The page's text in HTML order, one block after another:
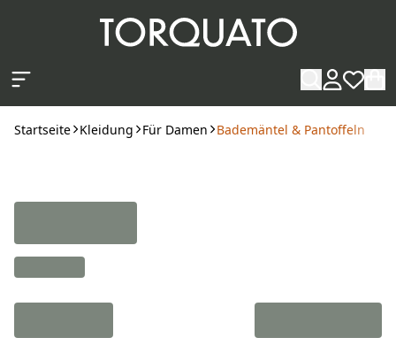
Startseite Kleidung Für Damen Bademäntel & Pantoffeln